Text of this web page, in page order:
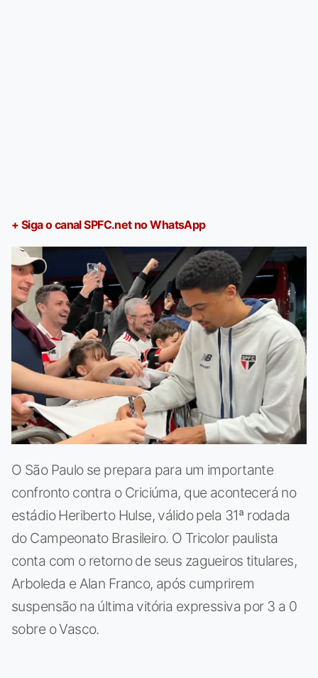
+ Siga o canal SPFC.net no WhatsApp
O São Paulo se prepara para um importante
confronto contra o Criciúma, que acontecerá no
estádio Heriberto Hulse, válido pela 31ª rodada
do Campeonato Brasileiro. O Tricolor paulista
conta com o retorno de seus zagueiros titulares,
Arboleda e Alan Franco, após cumprirem
suspensão na última vitória expressiva por 3 a 0
sobre o Vasco.